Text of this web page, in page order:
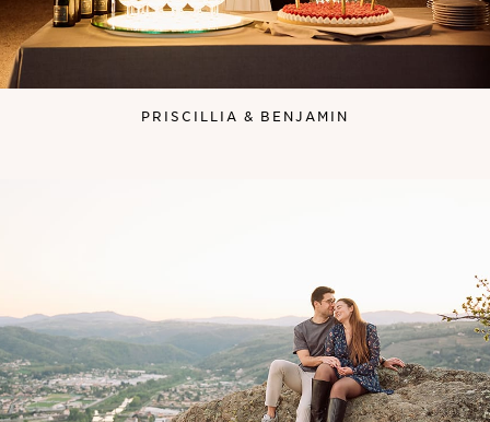
PRISCILLIA & BENJAMIN